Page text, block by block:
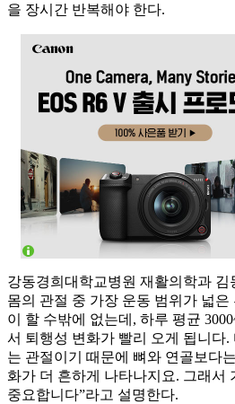
을 장시간 반복해야 한다.
강동경희대학교병원 재활의학과 김
몸의 관절 중 가장 운동 범위가 넓
이 할 수밖에 없는데, 하루 평균
서 퇴행성 변화가 빨리 오게 됩니다
는 관절이기 때문에 뼈와 연골보다
화가 더 흔하게 나타나지요. 그래서
중요합니다”라고 설명한다.